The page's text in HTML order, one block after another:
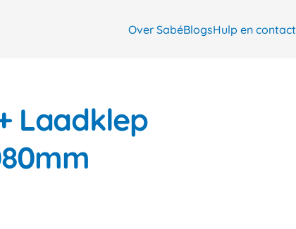
Over SabéBlogsHulp en contact
Laadklep